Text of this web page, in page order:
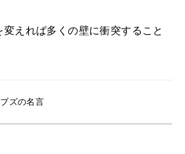
えれば多くの壁に衝突すること
ズの名言